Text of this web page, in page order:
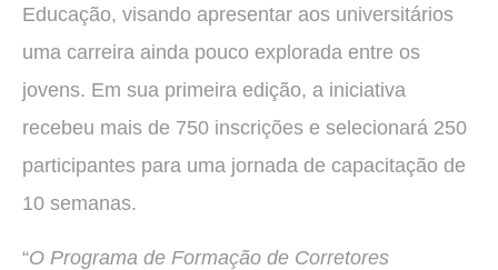
Educação, visando apresentar aos universitários
uma carreira ainda pouco explorada entre os
jovens. Em sua primeira edição, a iniciativa
recebeu mais de 750 inscrições e selecionará 250
participantes para uma jornada de capacitação de
10 semanas.
“O Programa de Formação de Corretores